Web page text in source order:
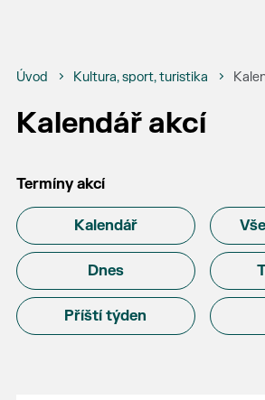
Úvod Kultura, sport, turistika
Kalendář akcí
Termíny akcí
Kalendář
Dnes
Příští týden